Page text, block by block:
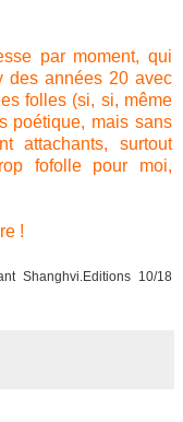
par moment, qui
des années 20 avec
folles (si, si, même
poétique, mais sans
attachants, surtout
fofolle pour moi,
!
Shanghvi.Editions 10/18